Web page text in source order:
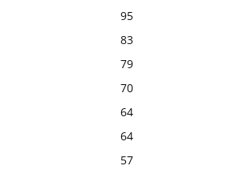
95
83
79
70
64
64
57